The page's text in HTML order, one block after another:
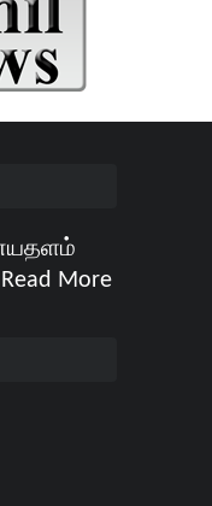
Read More